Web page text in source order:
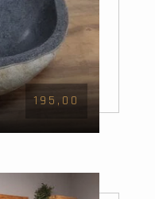
195,00